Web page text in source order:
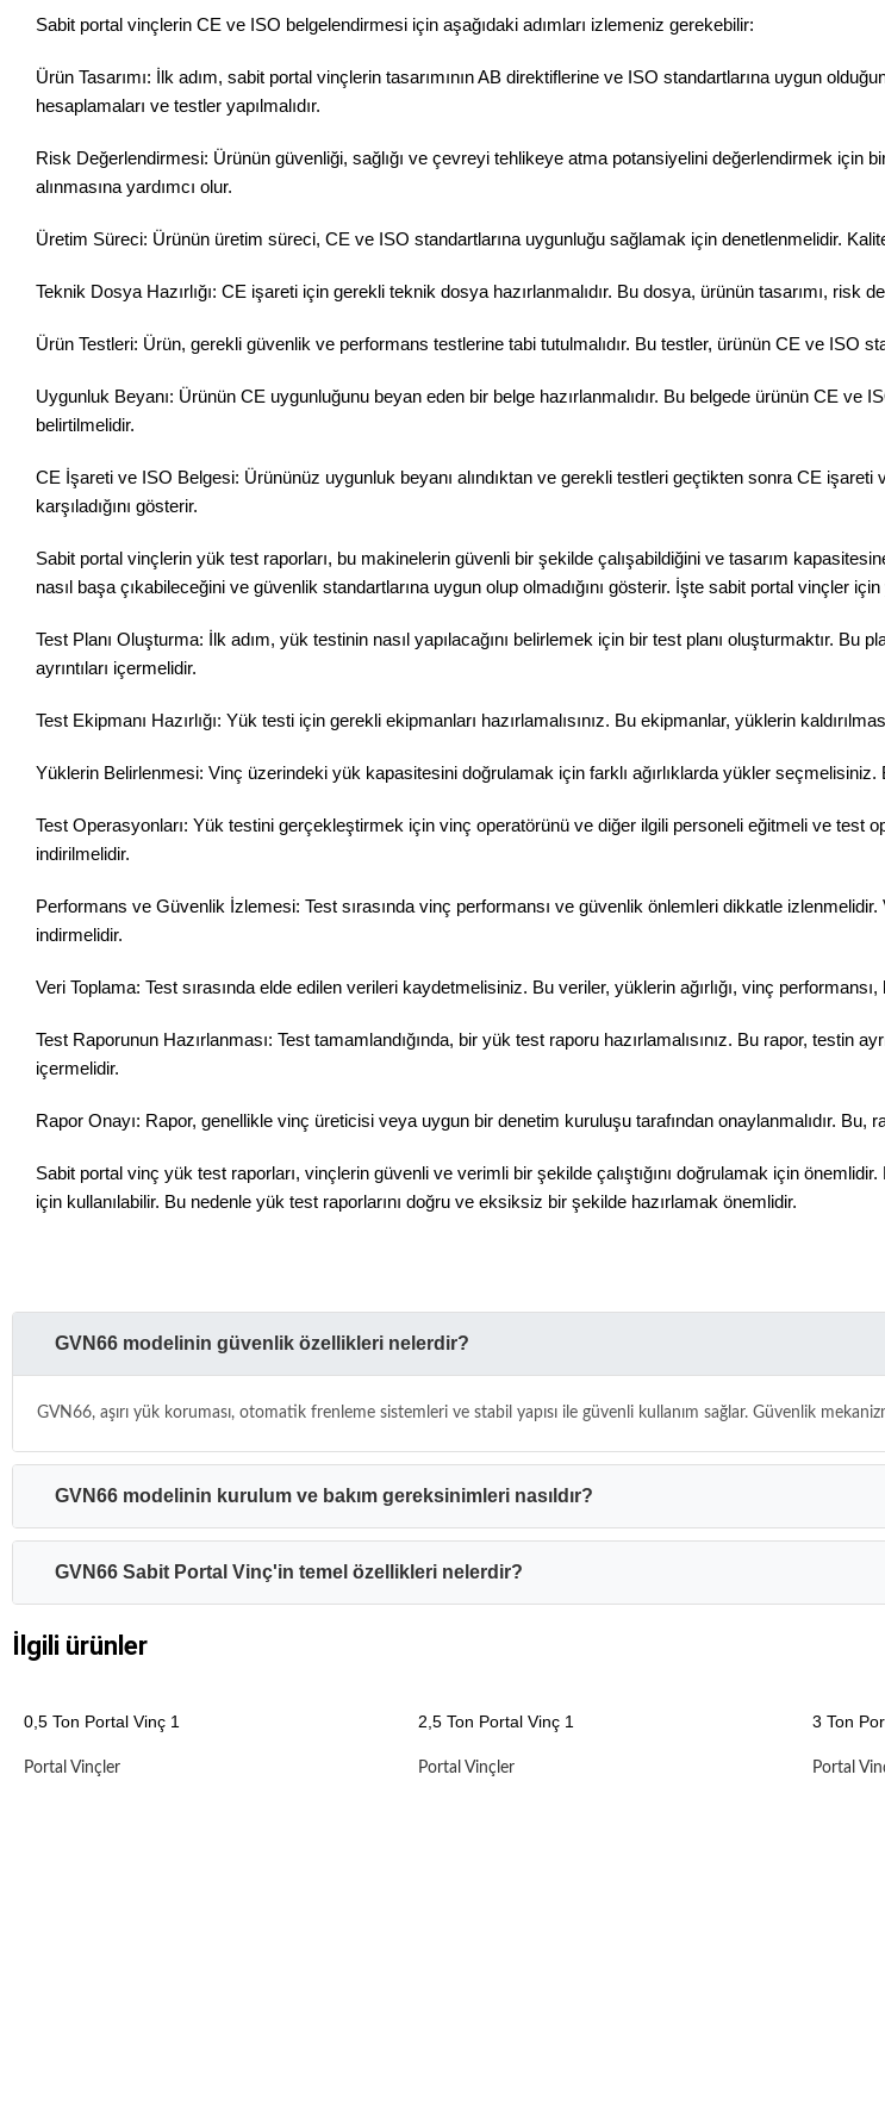
Sabit portal vinçlerin CE ve ISO belgelendirmesi için aşağıdaki adımları izlemeniz gerekebilir:
Ürün Tasarımı: İlk adım, sabit portal vinçlerin tasarımının AB direktiflerine ve ISO standartlarına uygun
hesaplamaları ve testler yapılmalıdır.
Risk Değerlendirmesi: Ürünün güvenliği, sağlığı ve çevreyi tehlikeye atma potansiyelini değerlendirmek için
alınmasına yardımcı olur.
Üretim Süreci: Ürünün üretim süreci, CE ve ISO standartlarına uygunluğu sağlamak için denetlenmelidir.
Teknik Dosya Hazırlığı: CE işareti için gerekli teknik dosya hazırlanmalıdır. Bu dosya, ürünün tasarımı,
Ürün Testleri: Ürün, gerekli güvenlik ve performans testlerine tabi tutulmalıdır. Bu testler, ürünün CE ve ISO
Uygunluk Beyanı: Ürünün CE uygunluğunu beyan eden bir belge hazırlanmalıdır. Bu belgede ürünün CE ve
belirtilmelidir.
CE İşareti ve ISO Belgesi: Ürününüz uygunluk beyanı alındıktan ve gerekli testleri geçtikten sonra CE
karşıladığını gösterir.
Sabit portal vinçlerin yük test raporları, bu makinelerin güvenli bir şekilde çalışabildiğini ve tasarım
nasıl başa çıkabileceğini ve güvenlik standartlarına uygun olup olmadığını gösterir. İşte sabit portal vinçler
Test Planı Oluşturma: İlk adım, yük testinin nasıl yapılacağını belirlemek için bir test planı oluşturmaktır.
ayrıntıları içermelidir.
Test Ekipmanı Hazırlığı: Yük testi için gerekli ekipmanları hazırlamalısınız. Bu ekipmanlar, yüklerin
Yüklerin Belirlenmesi: Vinç üzerindeki yük kapasitesini doğrulamak için farklı ağırlıklarda yükler
Test Operasyonları: Yük testini gerçekleştirmek için vinç operatörünü ve diğer ilgili personeli eğitmeli ve test
indirilmelidir.
Performans ve Güvenlik İzlemesi: Test sırasında vinç performansı ve güvenlik önlemleri dikkatle
indirmelidir.
Veri Toplama: Test sırasında elde edilen verileri kaydetmelisiniz. Bu veriler, yüklerin ağırlığı, vinç
Test Raporunun Hazırlanması: Test tamamlandığında, bir yük test raporu hazırlamalısınız. Bu rapor, testin
içermelidir.
Rapor Onayı: Rapor, genellikle vinç üreticisi veya uygun bir denetim kuruluşu tarafından onaylanmalıdır. Bu,
Sabit portal vinç yük test raporları, vinçlerin güvenli ve verimli bir şekilde çalıştığını doğrulamak için
için kullanılabilir. Bu nedenle yük test raporlarını doğru ve eksiksiz bir şekilde hazırlamak önemlidir.
GVN66 modelinin güvenlik özellikleri nelerdir?
GVN66, aşırı yük koruması, otomatik frenleme sistemleri ve stabil yapısı ile güvenli kullanım sağlar. Güvenlik
GVN66 modelinin kurulum ve bakım gereksinimleri nasıldır?
GVN66 Sabit Portal Vinç'in temel özellikleri nelerdir?
İlgili ürünler
0,5 Ton Portal Vinç 1
Portal Vinçler
2,5 Ton Portal Vinç 1
Portal Vinçler
3 Ton
Portal